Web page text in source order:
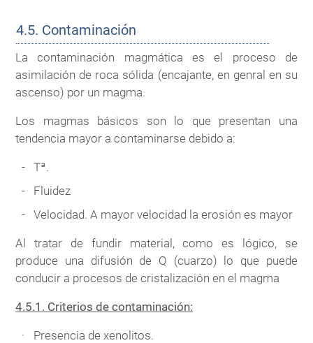
4.5. Contaminación
La contaminación magmática es el proceso de
asimilación de roca sólida (encajante, en genral en su
ascenso) por un magma.
Los magmas básicos son lo que presentan una
tendencia mayor a contaminarse debido a:
Tª.
Fluidez
Velocidad. A mayor velocidad la erosión es mayor
Al tratar de fundir material, como es lógico, se
produce una difusión de Q (cuarzo) lo que puede
conducir a procesos de cristalización en el magma
4.5.1. Criterios de contaminación:
Presencia de xenolitos.